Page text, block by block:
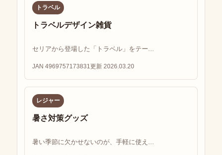
トラベル
トラベルデザイン雑貨
セリアから登場した「トラベル」をテー...
JAN 4969757173831 更新 2026.03.20
レジャー
暑さ対策グッズ
暑い季節に欠かせないのが、手軽に使え...